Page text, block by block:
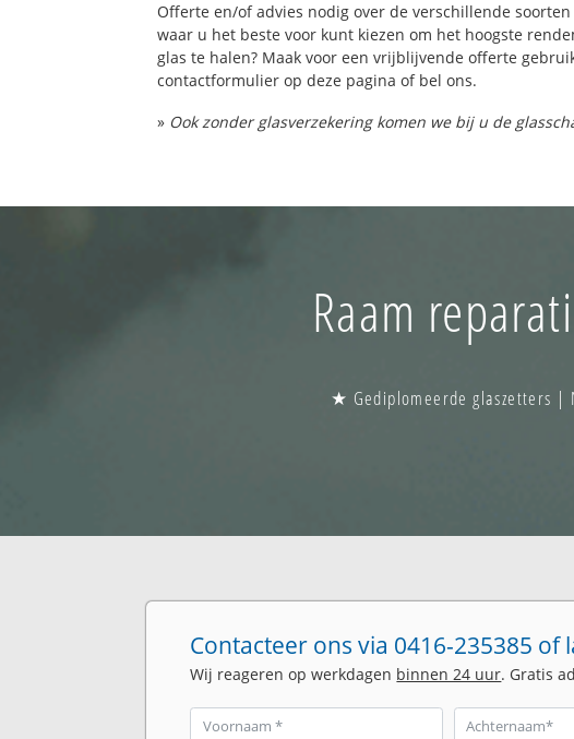
Offerte en/of advies nodig over de verschillende
waar u het beste voor kunt kiezen om het hoogste
glas te halen? Maak voor een vrijblijvende offerte
contactformulier op deze pagina of bel ons.
» Ook zonder glasverzekering komen we bij u de
Raam
★ Gediplomeerde glaszetters |
Contacteer ons via 0416-235385
Wij reageren op werkdagen binnen 24 uur. Gratis